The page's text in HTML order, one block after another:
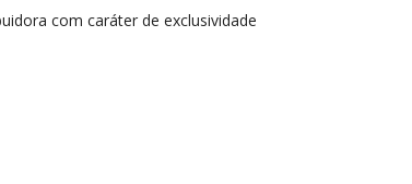
com caráter de exclusividade